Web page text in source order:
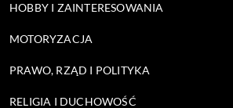
HOBBY I ZAINTERESOWANIA
MOTORYZACJA
PRAWO, RZĄD I POLITYKA
RELIGIA I DUCHOWOŚĆ